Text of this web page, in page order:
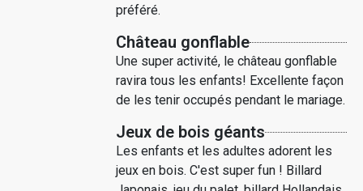
préféré.
Château gonflable
Une super activité, le château gonflable
ravira tous les enfants! Excellente façon
de les tenir occupés pendant le mariage.
Jeux de bois géants
Les enfants et les adultes adorent les
jeux en bois. C'est super fun ! Billard